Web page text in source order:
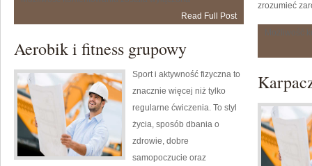
Read Full Post
zrozumieć
Aerobik i fitness grupowy
Sport i aktywność fizyczna to
znacznie więcej niż tylko
regularne ćwiczenia. To styl
życia, sposób dbania o
zdrowie, dobre
samopoczucie oraz